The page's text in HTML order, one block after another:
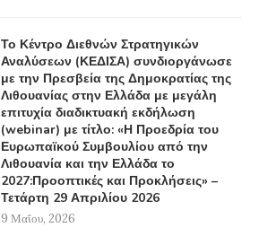
Το Κέντρο Διεθνών Στρατηγικών
Αναλύσεων (ΚΕΔΙΣΑ) συνδιοργάνωσε
με την Πρεσβεία της Δημοκρατίας της
Λιθουανίας στην Ελλάδα με μεγάλη
επιτυχία διαδικτυακή εκδήλωση
(webinar) με τίτλο: «Η Προεδρία του
Ευρωπαϊκού Συμβουλίου από την
Λιθουανία και την Ελλάδα το
2027:Προοπτικές και Προκλήσεις» –
Τετάρτη 29 Απριλίου 2026
9 Μαΐου, 2026